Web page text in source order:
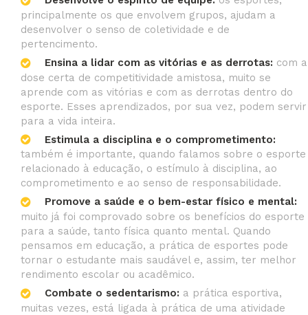
principalmente os que envolvem grupos, ajudam a
desenvolver o senso de coletividade e de
pertencimento.
Ensina a lidar com as vitórias e as derrotas: com a
dose certa de competitividade amistosa, muito se
aprende com as vitórias e com as derrotas dentro do
esporte. Esses aprendizados, por sua vez, podem servir
para a vida inteira.
Estimula a disciplina e o comprometimento:
também é importante, quando falamos sobre o esporte
relacionado à educação, o estímulo à disciplina, ao
comprometimento e ao senso de responsabilidade.
Promove a saúde e o bem-estar físico e mental:
muito já foi comprovado sobre os benefícios do esporte
para a saúde, tanto física quanto mental. Quando
pensamos em educação, a prática de esportes pode
tornar o estudante mais saudável e, assim, ter melhor
rendimento escolar ou acadêmico.
Combate o sedentarismo: a prática esportiva,
muitas vezes, está ligada à prática de uma atividade